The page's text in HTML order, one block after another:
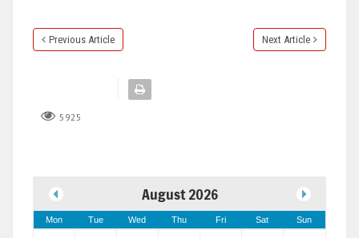
Previous Article Next Article
5925
August 2026
Mon Tue Wed Thu Fri Sat Sun